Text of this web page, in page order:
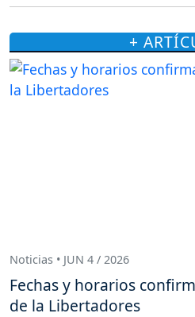
+
Noticias • JUN 4 / 2026
Fechas y horarios
de la Libertadores